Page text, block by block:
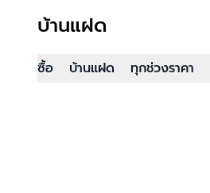
บ้านแฝด
ซื้อ บ้านแฝด ทุกช่วงราคา